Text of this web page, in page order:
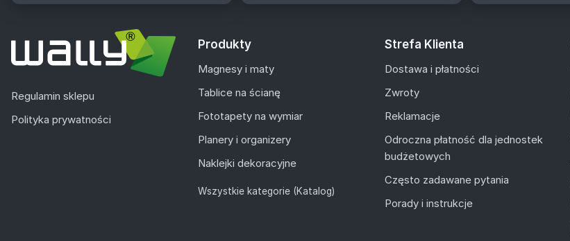
Regulamin sklepu
Polityka prywatności
Produkty
Magnesy i maty
Tablice na ścianę
Fototapety na wymiar
Planery i organizery
Naklejki dekoracyjne
Wszystkie kategorie (Katalog)
Strefa Klienta
Dostawa i płatności
Zwroty
Reklamacje
Odroczna płatność dla jednostek
budżetowych
Często zadawane pytania
Porady i instrukcje